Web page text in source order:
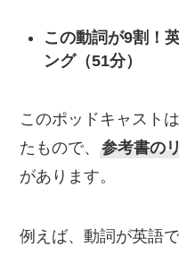
この動詞が9割！
ング（51分）
このポッドキャスト
たもので、 参考書の
があります。
例えば、動詞が英語